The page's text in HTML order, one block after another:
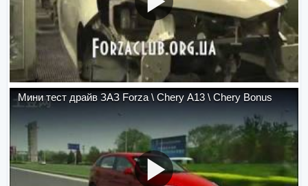
Мини тест драйв ЗАЗ Forza \ Chery A13 \ Chery Bonus